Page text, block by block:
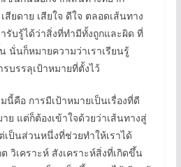
ยดาย เสียใจ ดีใจ ตลอดเส้นทาง
ารับรู้ได้ว่าสิ่งที่ทำมีทั้งถูกและผิด ที่
นั่นก็หมายความว่าเราเรียนรู้
บรรลุเป้าหมายที่ตั้งไว้
คือ การมีเป้าหมายเป็นเรื่องที่ดี
ย แต่ก็ต้องเข้าใจด้วยว่าเส้นทางสู่
เป็นส่วนหนึ่งที่ช่วยทำให้เราได้
ต วิเคราะห์ สังเคราะห์สิ่งที่เกิดขึ้น